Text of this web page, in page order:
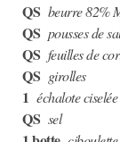
QS beurre 82%
QS pousses de
QS feuilles de
QS girolles
1 échalote ciselée
QS sel